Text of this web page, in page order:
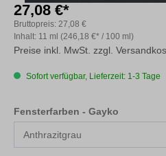
27,08 €*
Inhalt: 11 ml (246,18 €* / 100 ml)
Bruttopreis: 27,08 €
Preise inkl. MwSt. zzgl.
Sofort verfügbar, Lieferzeit: 1-3 Tage
Fensterfarben - Gayko